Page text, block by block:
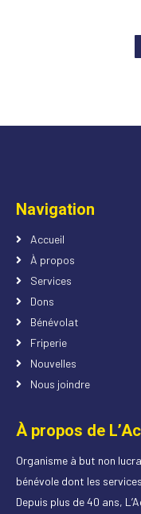
Navigation
Accueil
À propos
Services
Dons
Bénévolat
Friperie
Nouvelles
Nous joindre
À propos de
Organisme à but non
bénévole dont les
Depuis plus de 40 ans,